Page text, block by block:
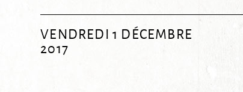
VENDREDI 1 DÉCEMBRE
2017